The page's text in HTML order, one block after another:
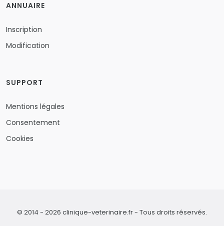
ANNUAIRE
Inscription
Modification
SUPPORT
Mentions légales
Consentement
Cookies
© 2014 - 2026 clinique-veterinaire.fr - Tous droits réservés.